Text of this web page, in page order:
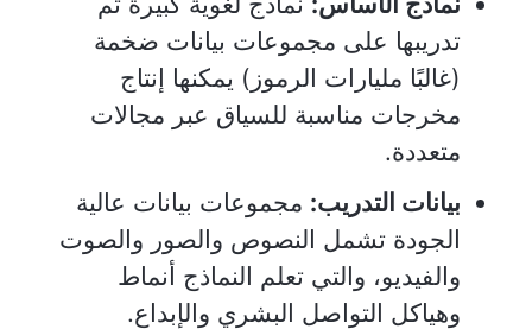
تدريبها على مجموعات بيانات ضخمة
(غالبًا مليارات الرموز) يمكنها إنتاج
مخرجات مناسبة للسياق عبر مجالات
متعددة.
بيانات التدريب: مجموعات بيانات عالية
الجودة تشمل النصوص والصور والصوت
والفيديو، والتي تعلم النماذج أنماط
وهياكل التواصل البشري والإبداع.